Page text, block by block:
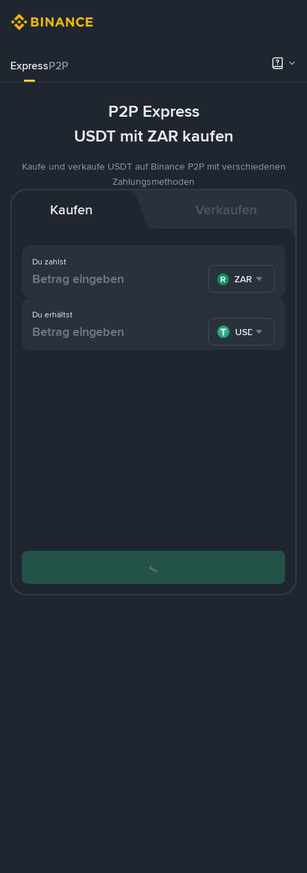
ExpressP2P
P2P Express
USDT mit ZAR kaufen
Kaufe und verkaufe USDT auf Binance P2P mit verschiedenen
Zahlungsmethoden
Kaufen Verkaufen
Du zahlst
ZAR
Du erhältst
USDT